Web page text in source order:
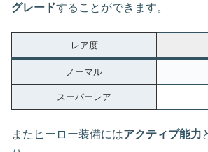
グレードすることができます。
レア度
ノーマル
スーパーレア
またヒーロー装備にはアクティブ能力